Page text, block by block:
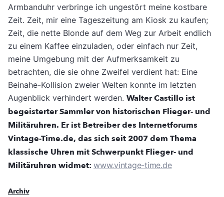
Armbanduhr verbringe ich ungestört meine kostbare
Zeit. Zeit, mir eine Tageszeitung am Kiosk zu kaufen;
Zeit, die nette Blonde auf dem Weg zur Arbeit endlich
zu einem Kaffee einzuladen, oder einfach nur Zeit,
meine Umgebung mit der Aufmerksamkeit zu
betrachten, die sie ohne Zweifel verdient hat: Eine
Beinahe-Kollision zweier Welten konnte im letzten
Augenblick verhindert werden. Walter Castillo ist
begeisterter Sammler von historischen Flieger- und
Militäruhren. Er ist Betreiber des Internetforums
Vintage-Time.de, das sich seit 2007 dem Thema
klassische Uhren mit Schwerpunkt Flieger- und
Militäruhren widmet: www.vintage-time.de
Archiv